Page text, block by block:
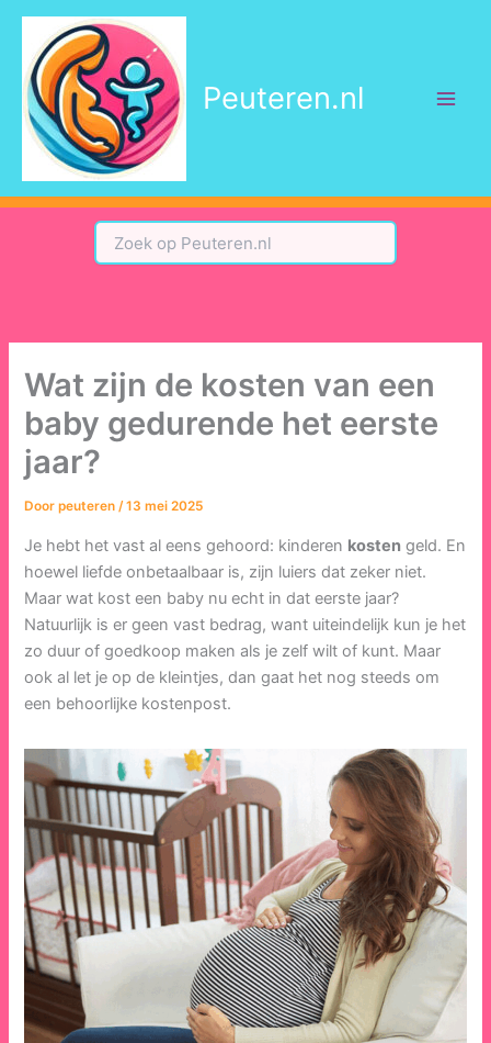
inhoud
Peuteren.nl
Wat zijn de kosten van een
baby gedurende het eerste
jaar?
Doorpeuteren/13 mei 2025
Je hebt het vast al eens gehoord: kinderen kosten geld. En
hoewel liefde onbetaalbaar is, zijn luiers dat zeker niet.
Maar wat kost een baby nu echt in dat eerste jaar?
Natuurlijk is er geen vast bedrag, want uiteindelijk kun je het
zo duur of goedkoop maken als je zelf wilt of kunt. Maar
ook al let je op de kleintjes, dan gaat het nog steeds om
een behoorlijke kostenpost.